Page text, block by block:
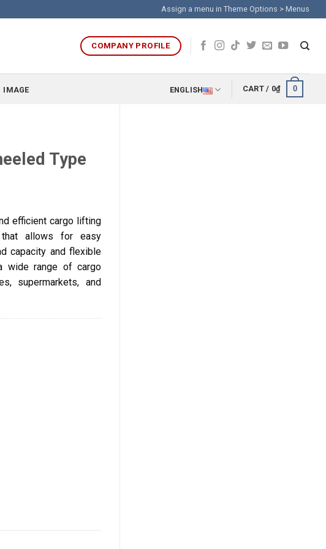
Assign a menu in Theme Options > Menus
COMPANY PROFILE
IMAGE ENGLISH CART / 0₫ 0
Type
efficient cargo lifting
that allows for easy
capacity and flexible
wide range of cargo
supermarkets, and